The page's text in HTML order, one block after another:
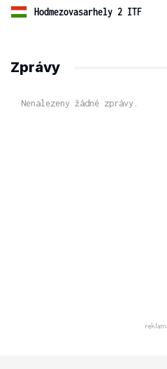
Hodmezovasarhely 2 ITF
Zprávy
Nenalezeny žádné zprávy.